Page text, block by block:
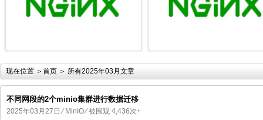
现在位置 ＞ 首页 ＞ 所有2025年03月文章
不同网段的2个minio集群进行数据迁移
2025年03月27日 ⁄ MinIO⁄ 被围观 4,436次+